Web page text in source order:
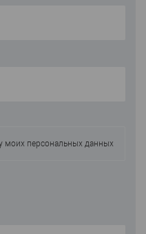
моих персональных данных